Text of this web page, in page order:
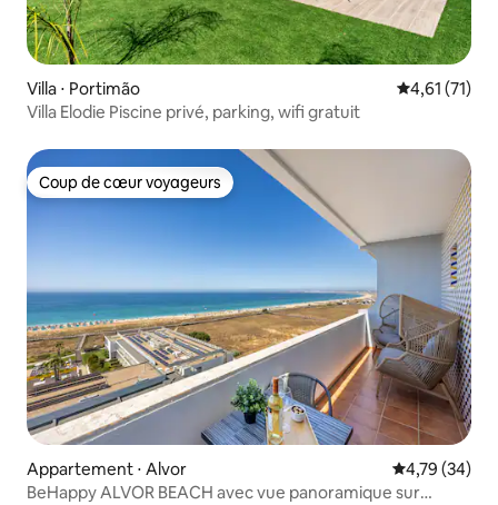
Villa ⋅ Portimão Évaluation
4,61 (71)
Villa Elodie Piscine privé, parking, wifi gratuit
Coup de cœur voyageurs
Coup de cœur voyageurs
Appartement ⋅ Alvor Évaluation
4,79 (34)
BeHappy ALVOR BEACH avec vue panoramique sur